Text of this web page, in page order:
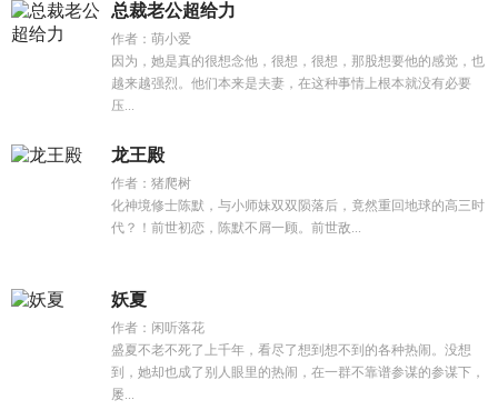
总裁老公超给力
作者：萌小爱
因为，她是真的很想念他，很想，很想，那股想要他的感觉，也
越来越强烈。他们本来是夫妻，在这种事情上根本就没有必要
压...
龙王殿
作者：猪爬树
化神境修士陈默，与小师妹双双陨落后，竟然重回地球的高三时
代？！前世初恋，陈默不屑一顾。前世敌...
妖夏
作者：闲听落花
盛夏不老不死了上千年，看尽了想到想不到的各种热闹。没想
到，她却也成了别人眼里的热闹，在一群不靠谱参谋的参谋下，
屡...